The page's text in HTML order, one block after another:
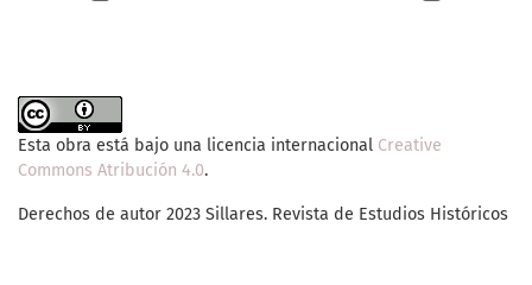
Esta obra está bajo una licencia internacional Creative
Commons Atribución 4.0.
Derechos de autor 2023 Sillares. Revista de Estudios Históricos